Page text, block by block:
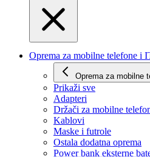
Oprema za mobilne telefone i
Oprema za mobilne
Prikaži svе
Adapteri
Držači za mobilne
Kablovi
Maske i futrole
Ostala dodatna oprema
Power bank eksterne